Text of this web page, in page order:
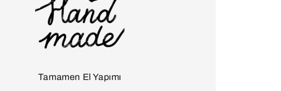
Tamamen El Yapımı